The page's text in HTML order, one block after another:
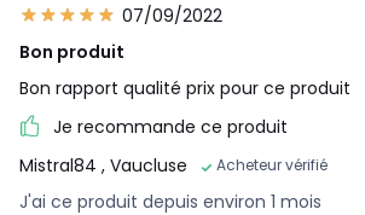
07/09/2022
Bon produit
Bon rapport qualité prix pour ce produit
Je recommande ce produit
Mistral84 , Vaucluse Acheteur vérifié
J'ai ce produit depuis environ 1 mois